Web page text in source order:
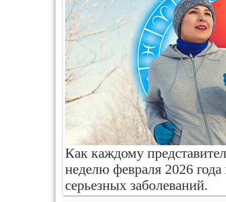
Как каждому
неделю февраля 2026
серьезных заболеваний.